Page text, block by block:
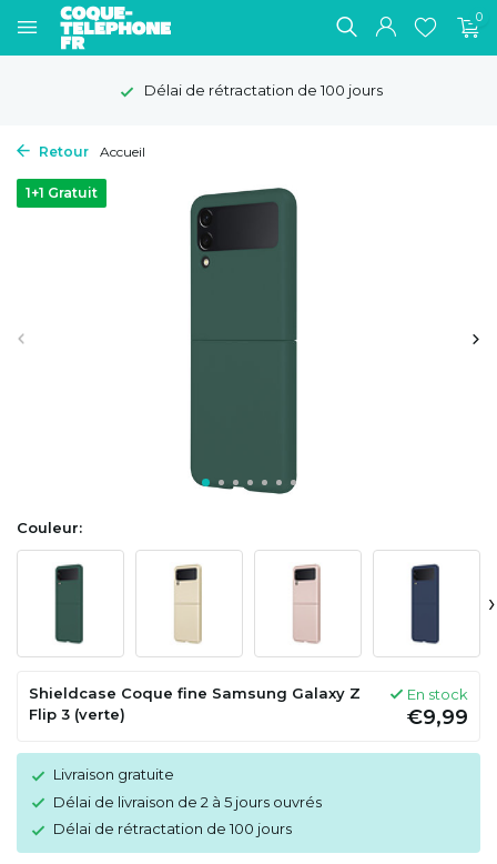
0
Délai de rétractation de 100 jours
Retour Accueil
1+1 Gratuit
Couleur:
›
Shieldcase Coque fine Samsung Galaxy Z
Flip 3 (verte)
En stock
€9,99
Livraison gratuite
Délai de livraison de 2 à 5 jours ouvrés
Délai de rétractation de 100 jours